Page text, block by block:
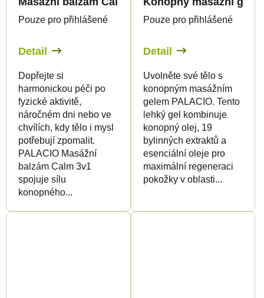
Pouze pro přihlášené
Detail
Dopřejte si
harmonickou péči po
fyzické aktivitě,
náročném dni nebo ve
chvílích, kdy tělo i mysl
potřebují zpomalit.
PALACIO Masážní
balzám Calm 3v1
spojuje sílu
konopného...
Pouze pro přihlášené
Detail
Uvolněte své tělo s
konopným masážním
gelem PALACIO. Tento
lehký gel kombinuje
konopný olej, 19
bylinných extraktů a
esenciální oleje pro
maximální regeneraci
pokožky v oblasti...